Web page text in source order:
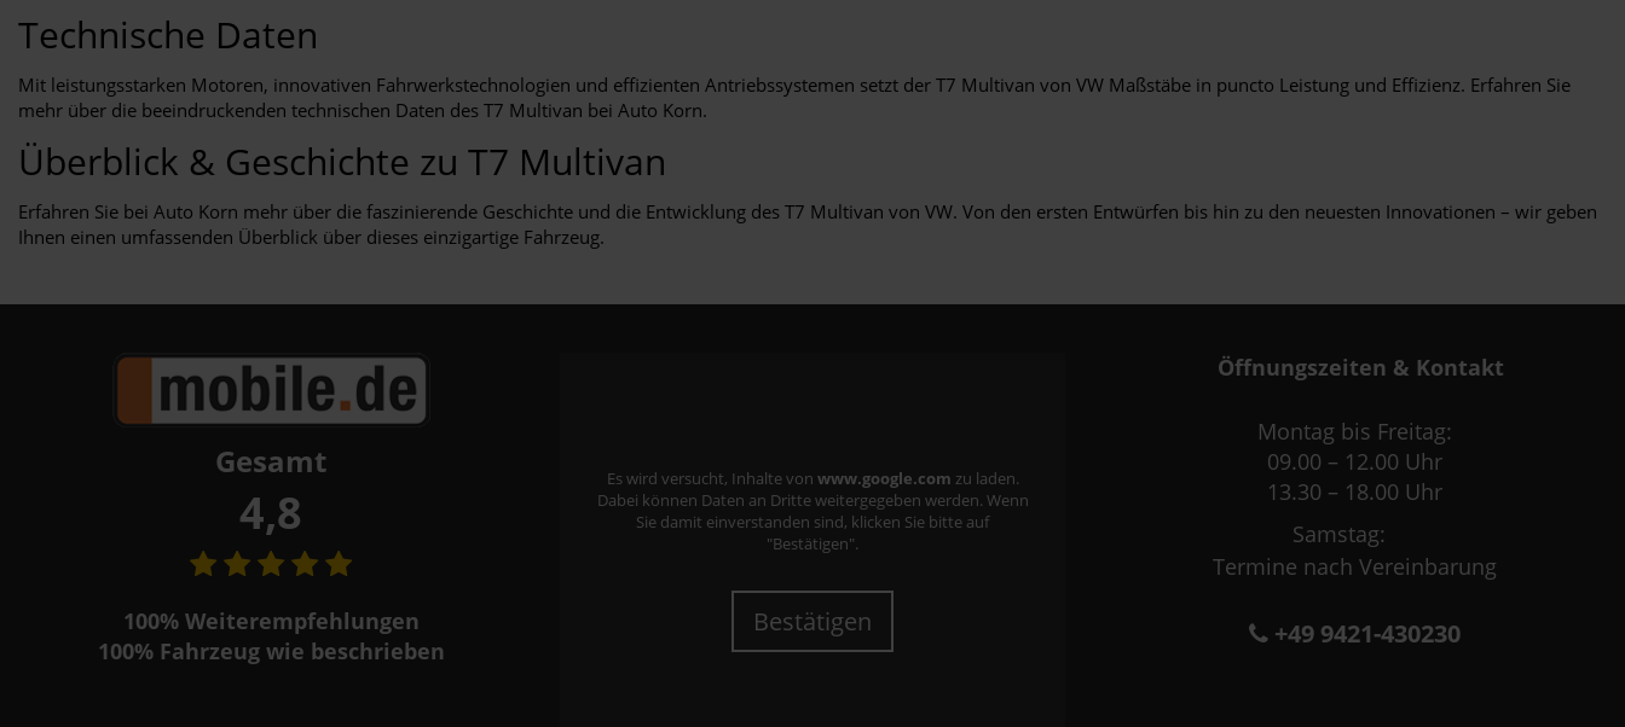
Technische Daten
Mit leistungsstarken Motoren, innovativen Fahrwerkstechnologien und effizienten Antriebssystemen setzt der T7 Multivan von VW Maßstäbe in puncto Leistung und Effizienz. Erfahren Sie
mehr über die beeindruckenden technischen Daten des T7 Multivan bei Auto Korn.
Überblick & Geschichte zu T7 Multivan
Erfahren Sie bei Auto Korn mehr über die faszinierende Geschichte und die Entwicklung des T7 Multivan von VW. Von den ersten Entwürfen bis hin zu den neuesten Innovationen – wir geben
Ihnen einen umfassenden Überblick über dieses einzigartige Fahrzeug.
Gesamt
4,8
100%Weiterempfehlungen
100%Fahrzeug wie beschrieben
Es wird versucht, Inhalte von www.google.com zu laden.
Dabei können Daten an Dritte weitergegeben werden. Wenn
Sie damit einverstanden sind, klicken Sie bitte auf
"Bestätigen".
Bestätigen
Öffnungszeiten & Kontakt
Montag bis Freitag:
09.00 – 12.00 Uhr
13.30 – 18.00 Uhr
Samstag:
Termine nach Vereinbarung
+49 9421-430230